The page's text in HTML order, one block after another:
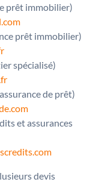
prêt immobilier)
prêt immobilier)
spécialisé)
de prêt)
et assurances
devis